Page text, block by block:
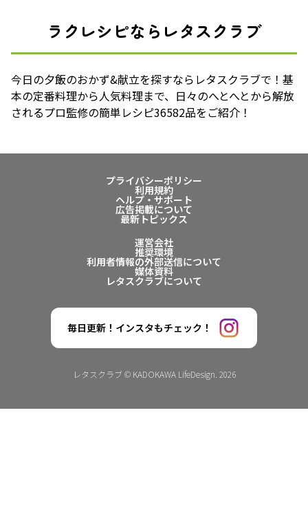
ラクレシピならレタスクラブ
今日の夕飯のおかず&献立を探すならレタスクラブで！基
本の定番料理から人気料理まで、日々のへとへとから解放
されるプロ監修の簡単レシピ36582品をご紹介！
プライバシーポリシー
利用規約
ヘルプ・サポート
広告掲載について
最新トピックス
運営会社
推奨環境
利用者情報の外部送信について
媒体資料
レタスクラブについて
毎日更新！インスタもチェック！
レタスクラブ © KADOKAWA LifeDesign. 2026